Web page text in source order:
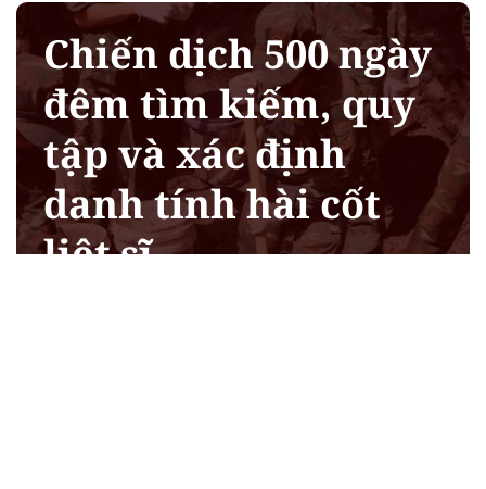
Chiến dịch 500 ngày
đêm tìm kiếm, quy
tập và xác định
danh tính hài cốt
liệt sĩ